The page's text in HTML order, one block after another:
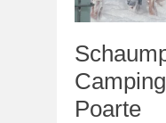
Poarte